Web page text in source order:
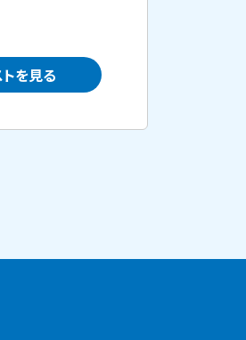
を見る